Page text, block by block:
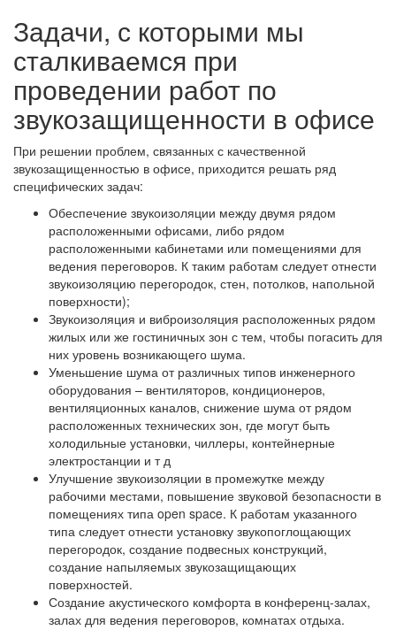
Задачи, с которыми мы
сталкиваемся при
проведении работ по
звукозащищенности в офисе
При решении проблем, связанных с качественной
звукозащищенностью в офисе, приходится решать ряд
специфических задач:
Обеспечение звукоизоляции между двумя рядом
расположенными офисами, либо рядом
расположенными кабинетами или помещениями для
ведения переговоров. К таким работам следует отнести
звукоизоляцию перегородок, стен, потолков, напольной
поверхности);
Звукоизоляция и виброизоляция расположенных рядом
жилых или же гостиничных зон с тем, чтобы погасить для
них уровень возникающего шума.
Уменьшение шума от различных типов инженерного
оборудования – вентиляторов, кондиционеров,
вентиляционных каналов, снижение шума от рядом
расположенных технических зон, где могут быть
холодильные установки, чиллеры, контейнерные
электростанции и т д
Улучшение звукоизоляции в промежутке между
рабочими местами, повышение звуковой безопасности в
помещениях типа open space. К работам указанного
типа следует отнести установку звукопоглощающих
перегородок, создание подвесных конструкций,
создание напыляемых звукозащищающих
поверхностей.
Создание акустического комфорта в конференц-залах,
залах для ведения переговоров, комнатах отдыха.